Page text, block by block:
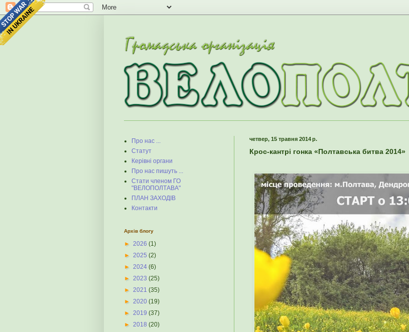
четвер, 15 травня 2014 р.
Крос-кантрі гонка «Полтавська битва 2014»
Про нас ...
Статут
Керівні органи
Про нас пишуть ...
Стати членом ГО
"ВЕЛОПОЛТАВА"
ПЛАН ЗАХОДІВ
Контакти
Архів блогу
► 2026 (1)
► 2025 (2)
► 2024 (6)
► 2023 (25)
► 2021 (35)
► 2020 (19)
► 2019 (37)
► 2018 (20)